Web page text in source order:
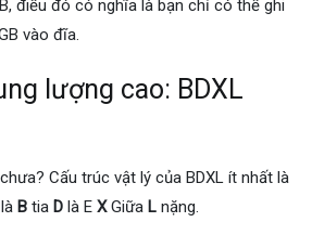
điều đó có nghĩa là bạn chỉ có thể ghi
vào đĩa.
lượng cao: BDXL
Cấu trúc vật lý của BDXL ít nhất là
B tia D là E XGiữa L nặng.